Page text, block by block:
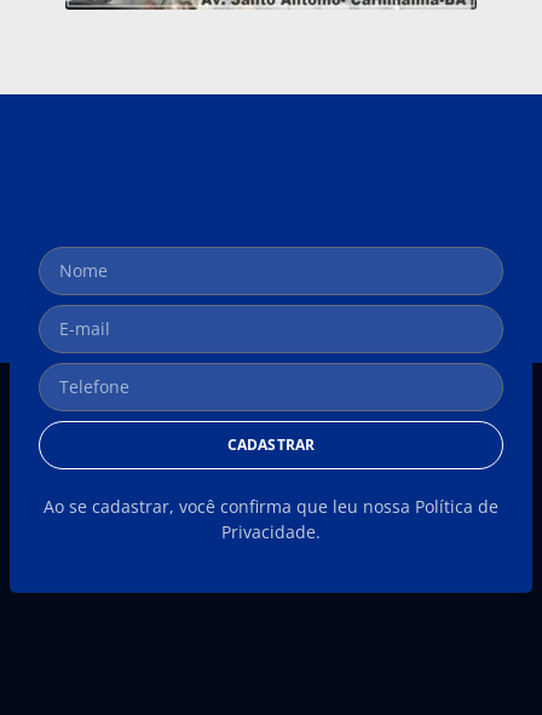
CADASTRAR
Ao se cadastrar, você confirma que leu nossa Política de
Privacidade.